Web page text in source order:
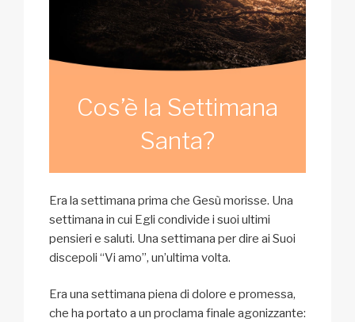
Cos’è la Settimana
Santa?
Era la settimana prima che Gesù morisse. Una
settimana in cui Egli condivide i suoi ultimi
pensieri e saluti. Una settimana per dire ai Suoi
discepoli “Vi amo”, un’ultima volta.
Era una settimana piena di dolore e promessa,
che ha portato a un proclama finale agonizzante: